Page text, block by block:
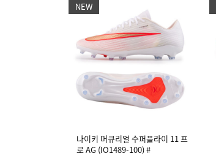
NEW
나이키 머큐리얼 수퍼플라이 11 프
로 AG (IO1489-100) #